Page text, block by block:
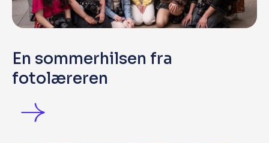
En sommerhilsen fra
fotolæreren